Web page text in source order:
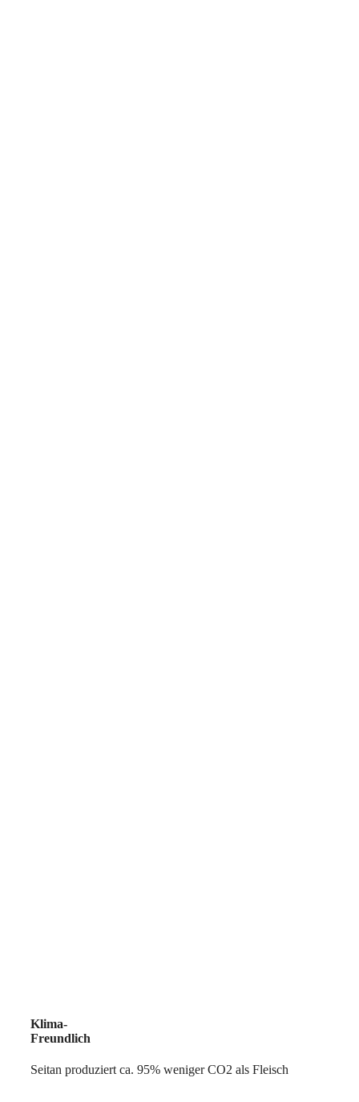
Klima-
Freundlich
Seitan produziert ca. 95% weniger CO2 als Fleisch